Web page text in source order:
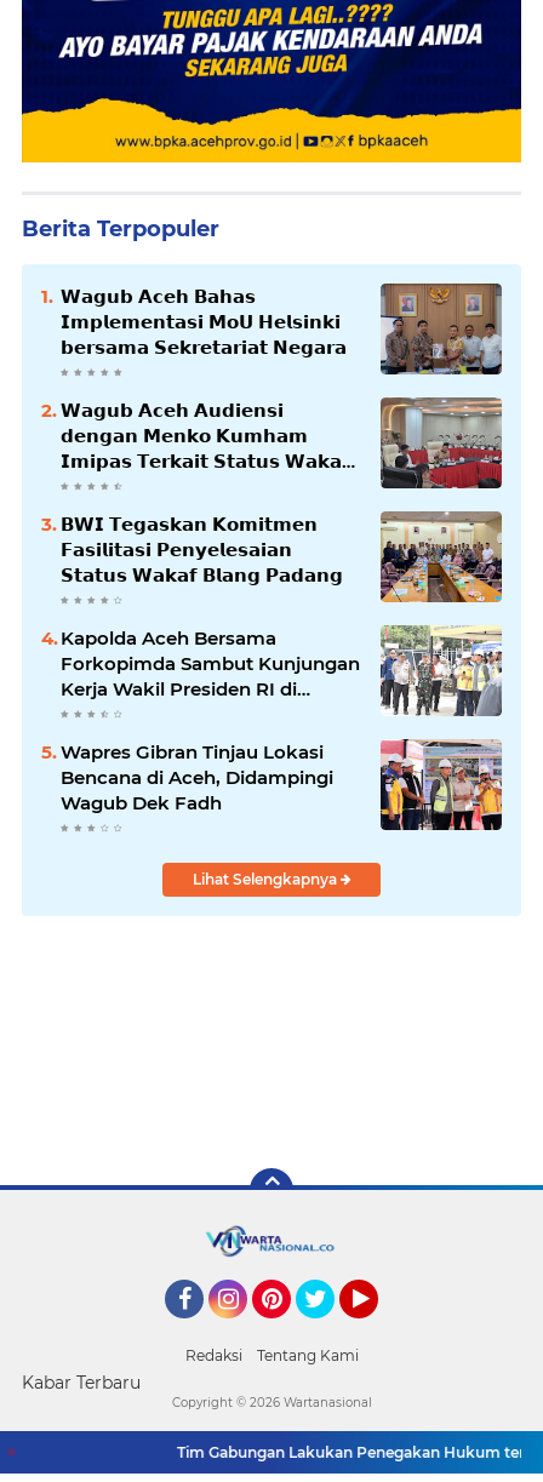
Berita Terpopuler
𝗪𝗮𝗴𝘂𝗯 𝗔𝗰𝗲𝗵 𝗕𝗮𝗵𝗮𝘀
𝗜𝗺𝗽𝗹𝗲𝗺𝗲𝗻𝘁𝗮𝘀𝗶 𝗠𝗼𝗨 𝗛𝗲𝗹𝘀𝗶𝗻𝗸𝗶
𝗯𝗲𝗿𝘀𝗮𝗺𝗮 𝗦𝗲𝗸𝗿𝗲𝘁𝗮𝗿𝗶𝗮𝘁 𝗡𝗲𝗴𝗮𝗿𝗮
𝗪𝗮𝗴𝘂𝗯 𝗔𝗰𝗲𝗵 𝗔𝘂𝗱𝗶𝗲𝗻𝘀𝗶
𝗱𝗲𝗻𝗴𝗮𝗻 𝗠𝗲𝗻𝗸𝗼 𝗞𝘂𝗺𝗵𝗮𝗺
𝗜𝗺𝗶𝗽𝗮𝘀 𝗧𝗲𝗿𝗸𝗮𝗶𝘁 𝗦𝘁𝗮𝘁𝘂𝘀 𝗪𝗮𝗸𝗮𝗳
𝗕𝗹𝗮𝗻𝗴𝗽𝗮𝗱𝗮𝗻𝗴
𝗕𝗪𝗜 𝗧𝗲𝗴𝗮𝘀𝗸𝗮𝗻 𝗞𝗼𝗺𝗶𝘁𝗺𝗲𝗻
𝗙𝗮𝘀𝗶𝗹𝗶𝘁𝗮𝘀𝗶 𝗣𝗲𝗻𝘆𝗲𝗹𝗲𝘀𝗮𝗶𝗮𝗻
𝗦𝘁𝗮𝘁𝘂𝘀 𝗪𝗮𝗸𝗮𝗳 𝗕𝗹𝗮𝗻𝗴 𝗣𝗮𝗱𝗮𝗻𝗴
Kapolda Aceh Bersama
Forkopimda Sambut Kunjungan
Kerja Wakil Presiden RI di
Kabupaten Bireuen
Wapres Gibran Tinjau Lokasi
Bencana di Aceh, Didampingi
Wagub Dek Fadh
Lihat Selengkapnya
Redaksi Tentang Kami
Kabar Terbaru
Tim Gabungan Lakukan Penegakan Hukum
Copyright © 2026 Wartanasional